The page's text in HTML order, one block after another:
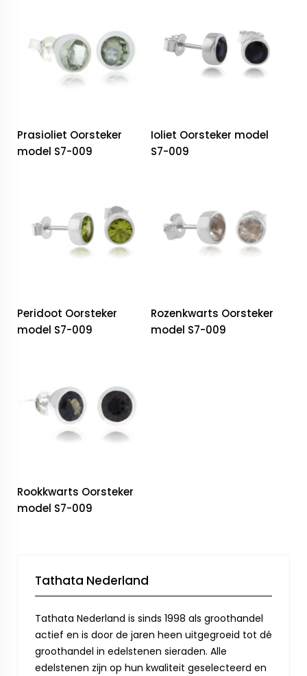
Prasioliet Oorsteker
model S7-009
Ioliet Oorsteker model
S7-009
Peridoot Oorsteker
model S7-009
Rozenkwarts Oorsteker
model S7-009
Rookkwarts Oorsteker
model S7-009
Tathata Nederland
Tathata Nederland is sinds 1998 als groothandel
actief en is door de jaren heen uitgegroeid tot dé
groothandel in edelstenen sieraden. Alle
edelstenen zijn op hun kwaliteit geselecteerd en